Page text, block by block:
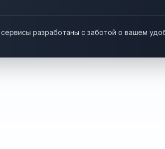
сервисы разработаны с заботой о вашем